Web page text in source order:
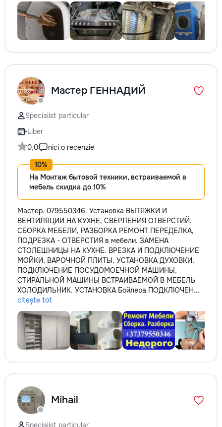
Мастер ГЕННАДИЙ
Specialist particular
Liber
0,0
nici o recenzie
На Монтаж бытовой техники, встраиваемой в
мебель скидка до 10%
Мастер. 079550346. Установка ВЫТЯЖКИ И
ВЕНТИЛЯЦИИ НА КУХНЕ, СВЕРЛЕНИЯ ОТВЕРСТИЙ.
СБОРКА МЕБЕЛИ, РАЗБОРКА РЕМОНТ ПЕРЕДЕЛКА,
ПОДРЕЗКА - ОТВЕРСТИЯ в мебели. ЗАМЕНА
СТОЛЕШНИЦЫ НА КУХНЕ. ВРЕЗКА И ПОДКЛЮЧЕНИЕ
МОЙКИ, ВАРОЧНОЙ ПЛИТЫ, УСТАНОВКА ДУХОВКИ,
ПОДКЛЮЧЕНИЕ ПОСУДОМОЕЧНОЙ МАШИНЫ,
СТИРАЛЬНОЙ МАШИНЫ ВСТРАИВАЕМОЙ В МЕБЕЛЬ
ХОЛОДИЛЬНИК. УСТАНОВКА Бойлера ПОДКЛЮЧЕН...
citește tot
Mihail
Specialist particular